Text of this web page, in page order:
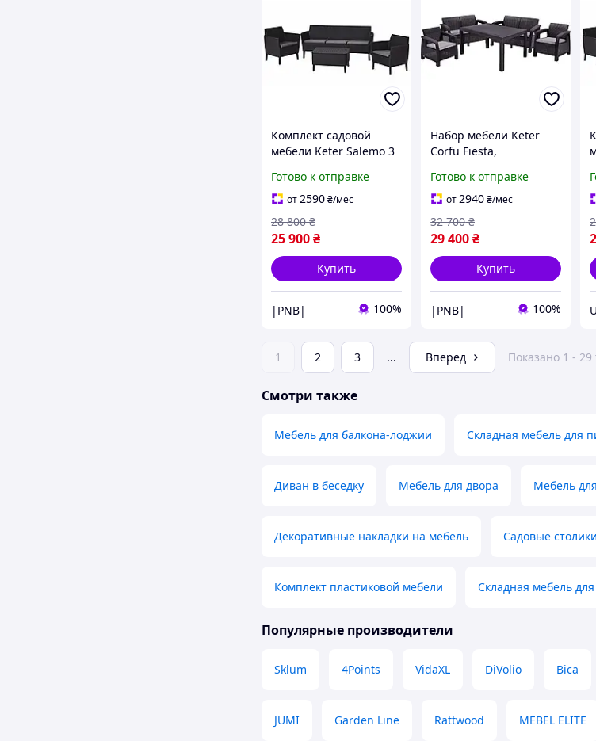
Комплект садовой
мебели Keter Salemo 3
!|PNB|!
Готово к отправке
от2590₴/мес
25 900₴
28 800 ₴
Купить
|PNB| 100%
Набор мебели Keter
Corfu Fiesta,
Готово к отправке
от2940₴/мес
29 400₴
32 700 ₴
Купить
|PNB| 100%
1 2 3 ... Вперед Показано 1 - 29
Смотри также
Мебель для балкона-лоджии Складная мебель для
Диван в беседку Мебель для двора Мебель
Декоративные накладки на мебель Садовые столики
Комплект пластиковой мебели Складная мебель
Популярные производители
Sklum 4Points VidaXL DiVolio Bica
JUMI Garden Line Rattwood MEBEL ELITE